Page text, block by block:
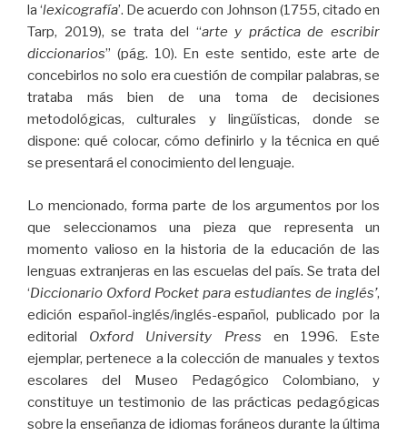
la ‘lexicografía’. De acuerdo con Johnson (1755, citado en
Tarp, 2019), se trata del “arte y práctica de escribir
diccionarios” (pág. 10). En este sentido, este arte de
concebirlos no solo era cuestión de compilar palabras, se
trataba más bien de una toma de decisiones
metodológicas, culturales y lingüísticas, donde se
dispone: qué colocar, cómo definirlo y la técnica en qué
se presentará el conocimiento del lenguaje.
Lo mencionado, forma parte de los argumentos por los
que seleccionamos una pieza que representa un
momento valioso en la historia de la educación de las
lenguas extranjeras en las escuelas del país. Se trata del
‘Diccionario Oxford Pocket para estudiantes de inglés’,
edición español-inglés/inglés-español, publicado por la
editorial Oxford University Press en 1996. Este
ejemplar, pertenece a la colección de manuales y textos
escolares del Museo Pedagógico Colombiano, y
constituye un testimonio de las prácticas pedagógicas
sobre la enseñanza de idiomas foráneos durante la última